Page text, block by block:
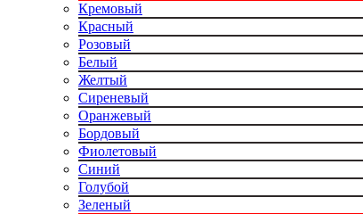
Кремовый
Красный
Розовый
Белый
Желтый
Сиреневый
Оранжевый
Бордовый
Фиолетовый
Синий
Голубой
Зеленый